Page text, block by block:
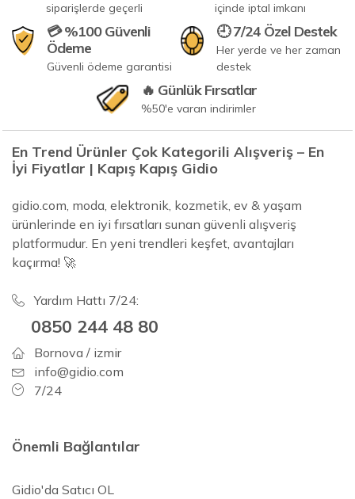
siparişlerde geçerli
içinde iptal imkanı
💳 %100 Güvenli
Ödeme
Güvenli ödeme garantisi
🕘 7/24 Özel Destek
Her yerde ve her zaman
destek
🔥 Günlük Fırsatlar
%50'e varan indirimler
En Trend Ürünler Çok Kategorili Alışveriş – En
İyi Fiyatlar | Kapış Kapış Gidio
gidio.com, moda, elektronik, kozmetik, ev & yaşam
ürünlerinde en iyi fırsatları sunan güvenli alışveriş
platformudur. En yeni trendleri keşfet, avantajları
kaçırma! 🚀
Yardım Hattı 7/24:
0850 244 48 80
Bornova / izmir
info@gidio.com
7/24
Önemli Bağlantılar
Gidio'da Satıcı OL